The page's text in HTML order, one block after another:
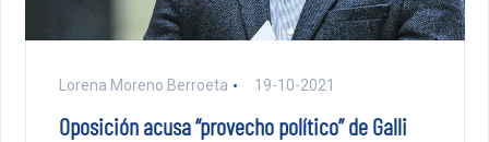
Lorena Moreno Berroeta 19-10-2021
Oposición acusa “provecho político” de Galli